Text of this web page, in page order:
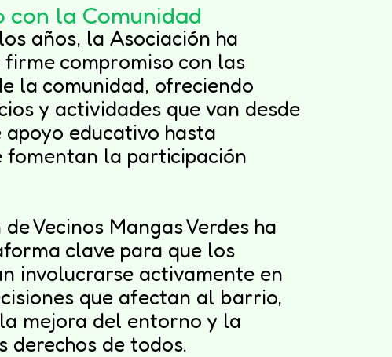
con la Comunidad
años, la Asociación ha
compromiso con las
la comunidad, ofreciendo
y actividades que van desde
educativo hasta
fomentan la participación
Vecinos Mangas Verdes ha
clave para que los
involucrarse activamente en
que afectan al barrio,
mejora del entorno y la
derechos de todos.